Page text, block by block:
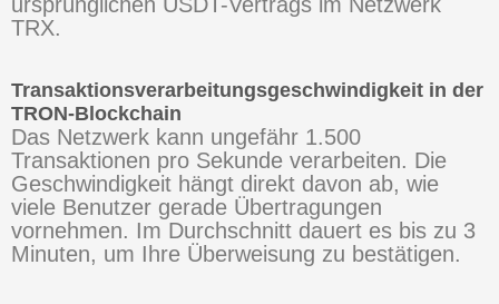
TRX.
Transaktionsverarbeitungsgeschwindigkeit in der
TRON-Blockchain
Das Netzwerk kann ungefähr 1.500
Transaktionen pro Sekunde verarbeiten. Die
Geschwindigkeit hängt direkt davon ab, wie
viele Benutzer gerade Übertragungen
vornehmen. Im Durchschnitt dauert es bis zu 3
Minuten, um Ihre Überweisung zu bestätigen.